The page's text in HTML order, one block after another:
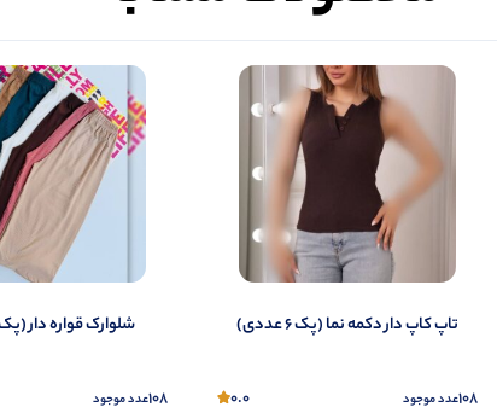
ثبـــــت‌دیدگاه
به‌عنوان کاربر
شما هم می‌توانید در مورد این کالا نظر دهید.
تمایل می‌توانید به صورت ناشناس نیز دیدگاه خود را ثبت کنید.
تاپ کاپ دار دکمه نما (پک 6 عددی)
108عدد موجود 0.0
شلوارک قواره دار (پک 6
108عدد موجود